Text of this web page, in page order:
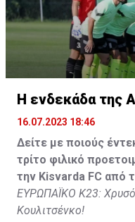
Στον πάγκο: Piric,
Faraj, Lopes, Angel,
Gonzalez, Guyrcso,
Κisvarda FC (Milos
Lippai, Alic, Kormendi,
Στον πάγκο: Petkovic,
Vida, Otvos, Lucas,
H ενδεκάδα της
16.07.2023 18:46
Δείτε με ποιούς
τρίτο φιλικό
την Kisvarda FC από
ΕΥΡΩΠΑΪΚΟ Κ23: Χρυσό
Κουλιτσένκο!